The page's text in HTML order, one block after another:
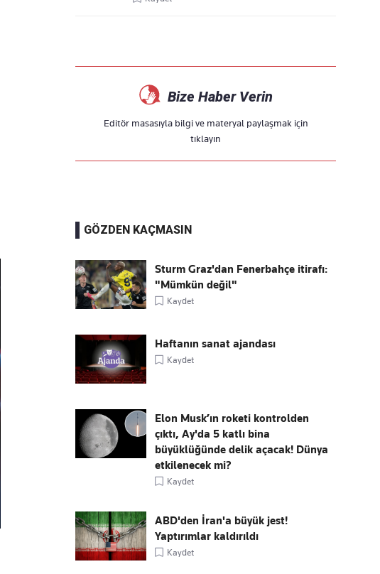
Bize Haber Verin
Editör masasıyla bilgi ve materyal paylaşmak için
tıklayın
GÖZDEN KAÇMASIN
Sturm Graz'dan Fenerbahçe itirafı:
"Mümkün değil"
Kaydet
Haftanın sanat ajandası
Kaydet
Elon Musk’ın roketi kontrolden
çıktı, Ay'da 5 katlı bina
büyüklüğünde delik açacak! Dünya
etkilenecek mi?
Kaydet
ABD'den İran'a büyük jest!
Yaptırımlar kaldırıldı
Kaydet